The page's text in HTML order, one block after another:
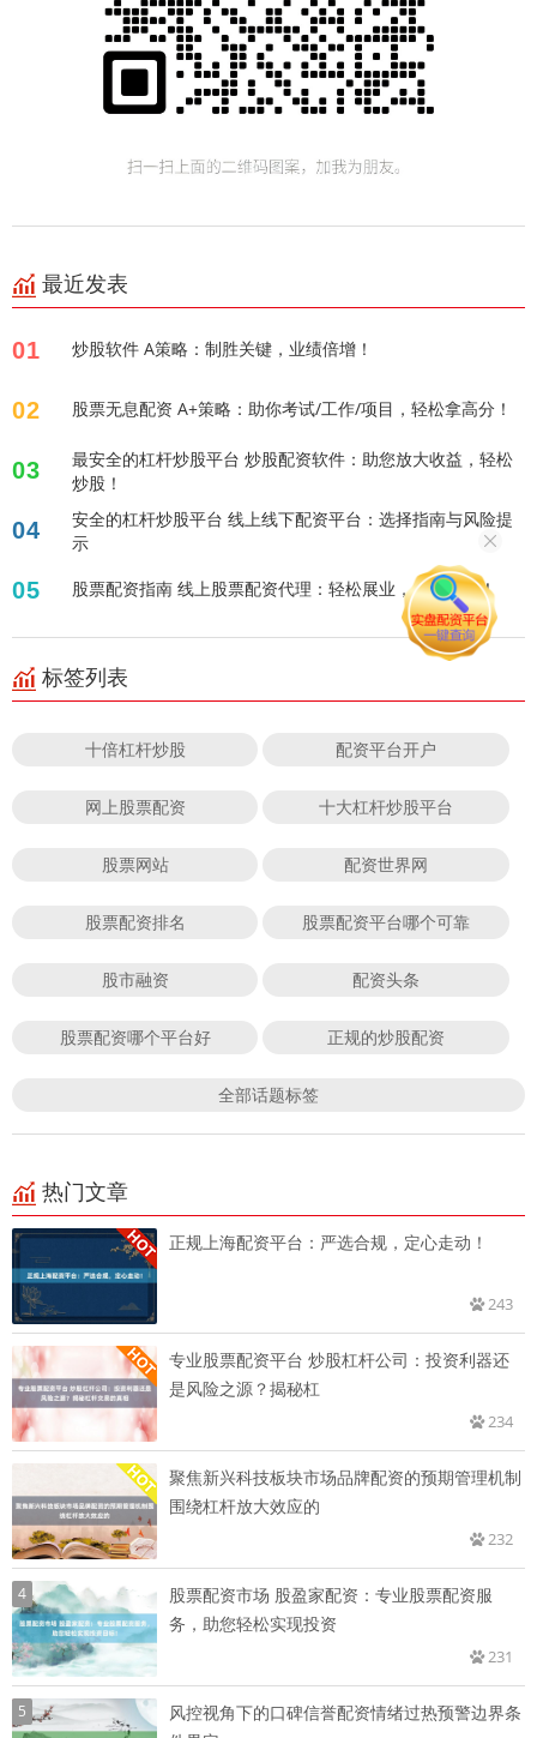
最近发表
01 炒股软件 A策略：制胜关键，业绩倍增！
02 股票无息配资 A+策略：助你考试/工作/项目，轻松拿高分！
03
最安全的杠杆炒股平台 炒股配资软件：助您放大收益，轻松
炒股！
04
安全的杠杆炒股平台 线上线下配资平台：选择指南与风险提
示
05 股票配资指南 线上股票配资代理：轻松展业，共享财富！
标签列表
十倍杠杆炒股 配资平台开户
网上股票配资 十大杠杆炒股平台
股票网站 配资世界网
股票配资排名 股票配资平台哪个可靠
股市融资 配资头条
股票配资哪个平台好 正规的炒股配资
全部话题标签
热门文章
正规上海配资平台：严选合规，定心走动！
243
专业股票配资平台 炒股杠杆公司：投资利器还
是风险之源？揭秘杠
234
聚焦新兴科技板块市场品牌配资的预期管理机制
围绕杠杆放大效应的
232
4
股票配资市场 股盈家配资：专业股票配资服
务，助您轻松实现投资
231
5
风控视角下的口碑信誉配资情绪过热预警边界条